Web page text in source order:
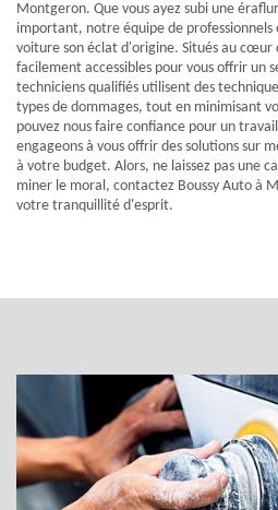
Montgeron. Que vous ayez subi une
important, notre équipe de
voiture son éclat d'origine. Situés au cœur
facilement accessibles pour vous offrir un
techniciens qualifiés utilisent des
types de dommages, tout en minimisant
pouvez nous faire confiance pour un
engageons à vous offrir des solutions sur
à votre budget. Alors, ne laissez pas une
miner le moral, contactez Boussy Auto à
votre tranquillité d'esprit.